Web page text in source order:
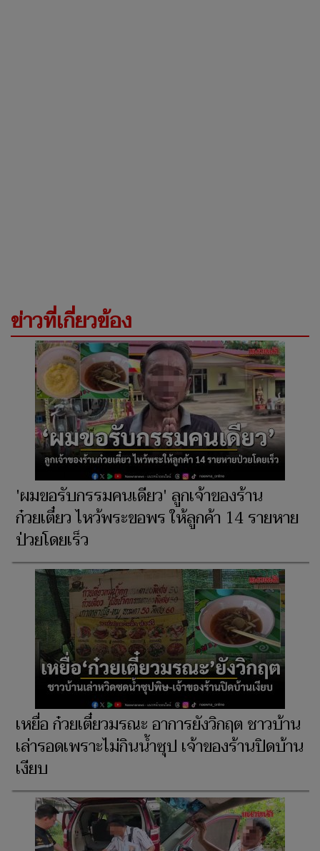
ข่าวที่เกี่ยวข้อง
'ผมขอรับกรรมคนเดียว' ลูกเจ้าของร้าน
ก๋วยเตี๋ยว ไหว้พระขอพร ให้ลูกค้า 14 รายหาย
ป่วยโดยเร็ว
เหยื่อ ก๋วยเตี๋ยวมรณะ อาการยังวิกฤต ชาวบ้าน
เล่ารอดเพราะไม่กินน้ำซุป เจ้าของร้านปิดบ้าน
เงียบ